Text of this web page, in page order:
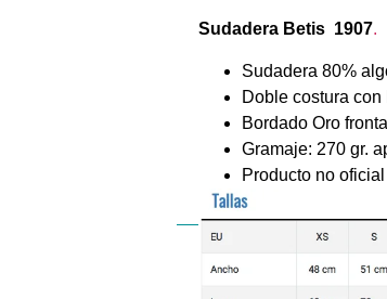
Sudadera Betis 1907.
Sudadera 80%
Doble costura
Bordado Oro frontal
Gramaje: 270 gr.
Producto no oficial